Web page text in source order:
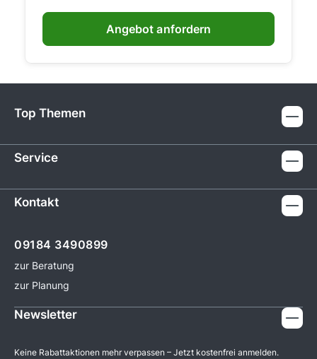
Angebot anfordern
Top Themen
Service
Kontakt
09184 3490899
zur Beratung
zur Planung
Newsletter
Keine Rabattaktionen mehr verpassen – Jetzt kostenfrei anmelden.